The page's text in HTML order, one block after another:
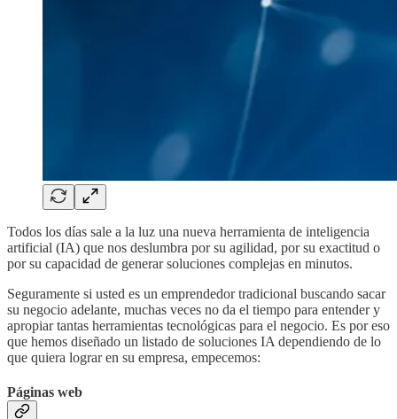
Todos los días sale a la luz una nueva herramienta de inteligencia
artificial (IA) que nos deslumbra por su agilidad, por su exactitud o
por su capacidad de generar soluciones complejas en minutos.
Seguramente si usted es un emprendedor tradicional buscando sacar
su negocio adelante, muchas veces no da el tiempo para entender y
apropiar tantas herramientas tecnológicas para el negocio. Es por eso
que hemos diseñado un listado de soluciones IA dependiendo de lo
que quiera lograr en su empresa, empecemos:
Páginas web